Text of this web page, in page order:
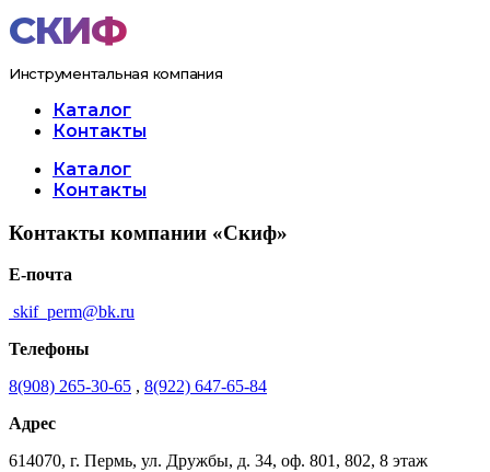
Перейти
к
Инструментальная компания
Каталог
Контакты
МенюКаталог
Контакты
Контакты компании «Скиф»
Е-почта
skif_perm@bk.ru
Телефоны
8(908) 265-30-65 , 8(922) 647-65-84
Адрес
614070, г. Пермь, ул. Дружбы, д. 34, оф. 801, 802, 8 этаж